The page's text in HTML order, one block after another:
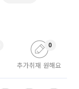
추가취재 원해요
0